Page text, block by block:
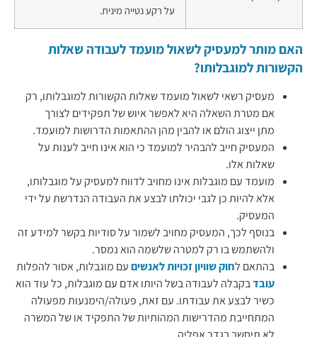
על רקע נטייה מינית.
האם מותר למעסיק לשאול מועמד לעבודה שאלות
הקשורות למוגבלותו?
מעסיק רשאי לשאול מועמד שאלות הקשורות למוגבלותו, רק
אם מטרת השאלה היא לאפשר איוש של תפקידים לצורך
מתן ייצוג הולם או להבין מהן ההתאמות הדרושות למועמד.
המעסיק חייב להבהיר למועמד כי הוא אינו חייב לענות על
שאלות אלו.
מועמד עם מוגבלות אינו מחויב לדווח למעסיק על מוגבלותו,
אלא להיות כן לגבי יכולתו לבצע את העבודה הנדרשת על ידי
המעסיק.
בנוסף לכך, המעסיק מחויב לשמור על סודיות בקשר למידע זה
ולהשתמש בו רק למטרה שלשמה הוא נמסר.
בהתאם ל חוק שוויון זכויות לאנשיםעם מוגבלות, אסור להפלות
עובדבקבלה לעבודה בשל היותו אדם עם מוגבלות, כל עוד הוא
כשיר לבצע את עבודתו. עם זאת, פעולה/הימנעות מפעולה
המתחייבת מהדרישות המהותיות של התפקיד או של המשרה